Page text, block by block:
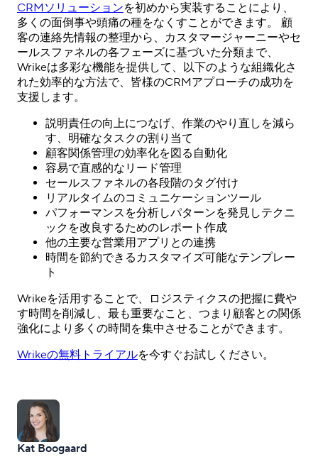
CRMソリューションを初めから実装することにより、
多くの面倒事や頭痛の種をなくすことができます。 顧
客の連絡先情報の整理から、カスタマージャーニーやセ
ールスファネルの各フェーズに基づいた分類まで、
Wrikeは多彩な機能を提供して、以下のような組織化さ
れた効率的な方法で、皆様のCRMアプローチの成功を
支援します。
説明責任の向上につなげ、作業のやり直しを減ら
す、明確なタスクの割り当て
顧客関係管理の効率化を図る自動化
容易で直感的なリード管理
セールスファネルの各段階のタグ付け
リアルタイムのコミュニケーションツール
パフォーマンスを分析しパターンを発見しテクニ
ックを改良するためのレポート作成
他の主要な営業用アプリとの連携
時間を節約できるカスタマイズ可能なテンプレー
ト
Wrikeを活用することで、ロジスティクスの把握に費や
す時間を削減し、最も重要なこと、つまり顧客との関係
強化により多くの時間を集中させることができます。
Wrikeの無料トライアルを今すぐお試しください。
Kat Boogaard